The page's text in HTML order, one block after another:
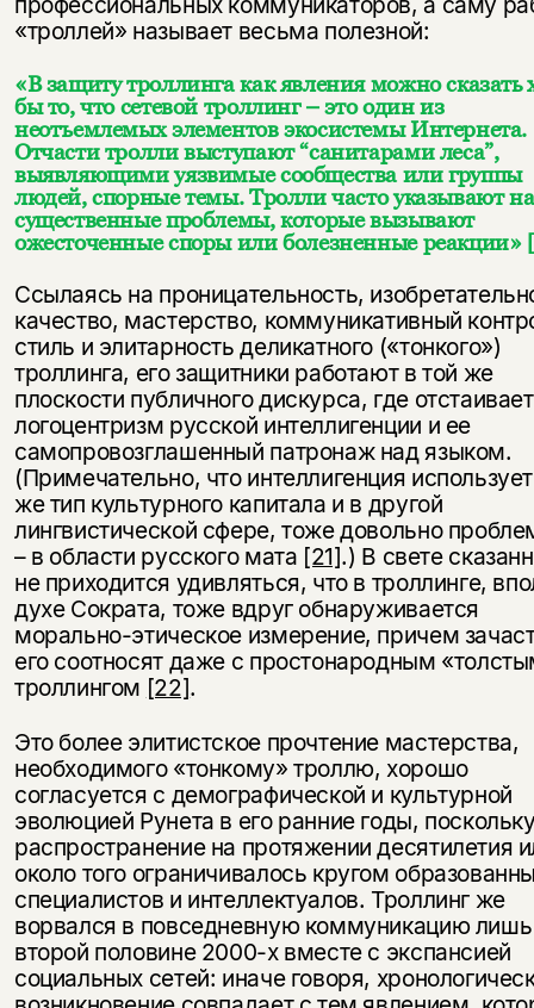
«троллей» называет весьма полезной:
«В защиту троллинга как явления можно сказать
бы то, что сетевой троллинг – это один из
неотъемлемых элементов экосистемы Интернета.
Отчасти тролли выступают “санитарами леса”,
выявляющими уязвимые сообщества или группы
людей, спорные темы. Тролли часто указывают на
существенные проблемы, которые вызывают
ожесточенные споры или болезненные реакции»
Ссылаясь на проницательность,
качество, мастерство, коммуникативный
стиль и элитарность деликатного («тонкого»)
троллинга, его защитники работают в той же
плоскости публичного дискурса, где
логоцентризм русской интеллигенции и ее
самопровозглашенный патронаж над языком.
(Примечательно, что интеллигенция
же тип культурного капитала и в другой
лингвистической сфере, тоже довольно
– в области русского мата [21].) В свете
не приходится удивляться, что в троллинге,
духе Сократа, тоже вдруг обнаруживается
морально-этическое измерение, причем
его соотносят даже с простонародным
троллингом [22].
Это более элитистское прочтение мастерства,
необходимого «тонкому» троллю, хорошо
согласуется с демографической и культурной
эволюцией Рунета в его ранние годы,
распространение на протяжении десятилетия
около того ограничивалось кругом
специалистов и интеллектуалов. Троллинг же
ворвался в повседневную коммуникацию
второй половине 2000-х вместе с экспансией
социальных сетей: иначе говоря,
Подписка на рассылку
Раз в неделю мы отправляем рассылку
о книгах и событиях «НЛО».
За подписку дарим промокод на
скидку 15%
Я соглашаюсь сПолитикой конфиденциальности
подписаться
Этой книги временно
Вы можете подписаться на
уведомления, и при поступлении книги
на склад получить письмо на указанный
электронный адрес.
Политикой конфиденциальности
подписаться
Эта книга
не предназначена для
несовершеннолетних
Скажите, пожалуйста,
вам уже исполнилось 18 лет?
да
нет, вернуться назад